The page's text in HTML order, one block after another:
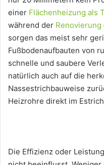
einer Flächenheizung als
während der Renovierung
sorgen das meist sehr
Fußbodenaufbauten von
schnelle und saubere
natürlich auch auf die
Nassestrichbauweise
Heizrohre direkt im
Die Effizienz oder